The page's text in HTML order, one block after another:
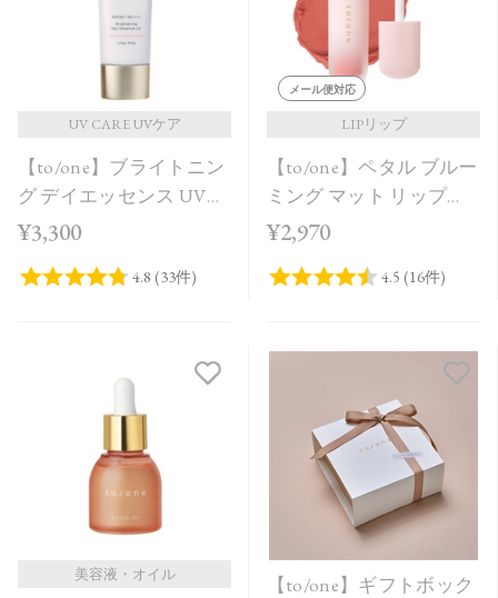
UV CARE UVケア
【to/one】ブライトニン
グ デイエッセンス UV
Lilac Pink
¥3,300
メール便対応
LIPリップ
【to/one】ペタル ブルー
ミング マット リップ
［01～04］＜2026 SS
¥2,970
美容液・オイル
【to/one】ギフトボック